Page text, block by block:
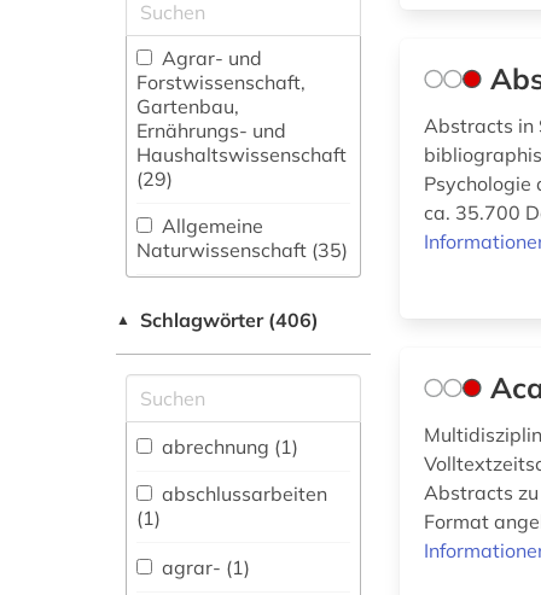
Agrar- und
Forstwissenschaft,
Gartenbau,
Ernährungs- und
Haushaltswissenschaft
(29)
Allgemeine
Naturwissenschaft (35)
fachübergreifende
Allgemeine und
vergleichende Sprach-
und
Literaturwissenschaft.
Indogermanistik.
Außereuropäische
Literaturen (50)
▲ Schlagwörter (406)
abrechnung (1)
abschlussarbeiten
(1)
agrar- (1)
Abstracts in
Psychologie
ca. 35.700
Abstracts
Format